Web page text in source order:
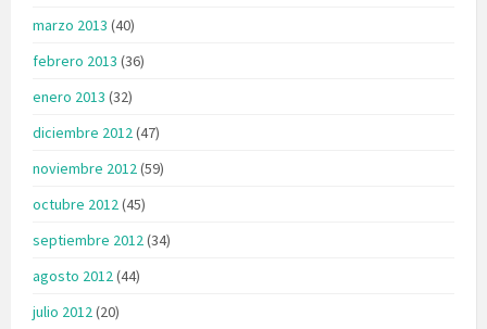
marzo 2013 (40)
febrero 2013 (36)
enero 2013 (32)
diciembre 2012(47)
noviembre 2012(59)
octubre 2012(45)
septiembre 2012(34)
agosto 2012(44)
julio 2012(20)